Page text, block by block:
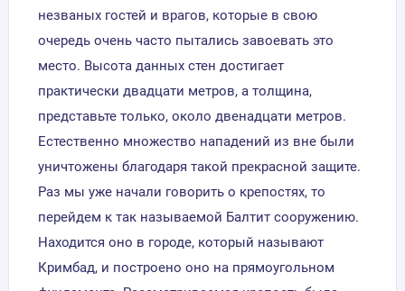
незваных гостей и врагов, которые в свою
очередь очень часто пытались завоевать это
место. Высота данных стен достигает
практически двадцати метров, а толщина,
представьте только, около двенадцати метров.
Естественно множество нападений из вне были
уничтожены благодаря такой прекрасной защите.
Раз мы уже начали говорить о крепостях, то
перейдем к так называемой Балтит сооружению.
Находится оно в городе, который называют
Кримбад, и построено оно на прямоугольном